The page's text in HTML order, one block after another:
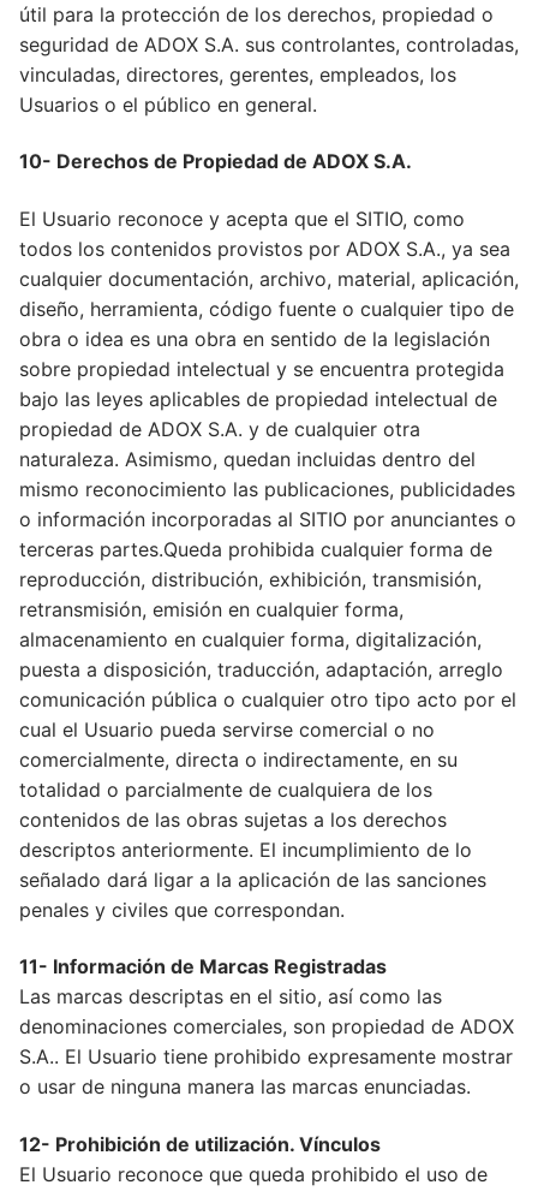
útil para la protección de los derechos, propiedad o
seguridad de ADOX S.A. sus controlantes, controladas,
vinculadas, directores, gerentes, empleados, los
Usuarios o el público en general.
10- Derechos de Propiedad de ADOX S.A.
El Usuario reconoce y acepta que el SITIO, como
todos los contenidos provistos por ADOX S.A., ya sea
cualquier documentación, archivo, material, aplicación,
diseño, herramienta, código fuente o cualquier tipo de
obra o idea es una obra en sentido de la legislación
sobre propiedad intelectual y se encuentra protegida
bajo las leyes aplicables de propiedad intelectual de
propiedad de ADOX S.A. y de cualquier otra
naturaleza. Asimismo, quedan incluidas dentro del
mismo reconocimiento las publicaciones, publicidades
o información incorporadas al SITIO por anunciantes o
terceras partes.Queda prohibida cualquier forma de
reproducción, distribución, exhibición, transmisión,
retransmisión, emisión en cualquier forma,
almacenamiento en cualquier forma, digitalización,
puesta a disposición, traducción, adaptación, arreglo
comunicación pública o cualquier otro tipo acto por el
cual el Usuario pueda servirse comercial o no
comercialmente, directa o indirectamente, en su
totalidad o parcialmente de cualquiera de los
contenidos de las obras sujetas a los derechos
descriptos anteriormente. El incumplimiento de lo
señalado dará ligar a la aplicación de las sanciones
penales y civiles que correspondan.
11- Información de Marcas Registradas
Las marcas descriptas en el sitio, así como las
denominaciones comerciales, son propiedad de ADOX
S.A.. El Usuario tiene prohibido expresamente mostrar
o usar de ninguna manera las marcas enunciadas.
12- Prohibición de utilización. Vínculos
El Usuario reconoce que queda prohibido el uso de